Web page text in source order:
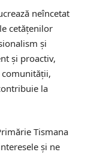
neîncetat
cetățenilor
și
și proactiv,
comunității,
la
Tismana
și ne